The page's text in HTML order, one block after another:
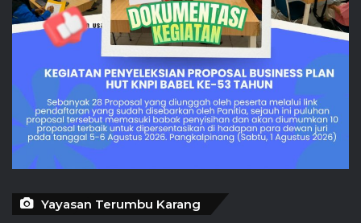
Yayasan Terumbu Karang